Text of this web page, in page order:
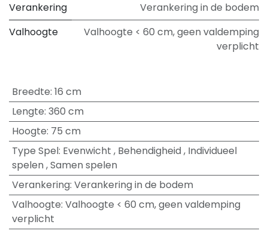
Verankering
Verankering in de bodem
Valhoogte
Valhoogte < 60 cm, geen valdemping
verplicht
Breedte: 16 cm
Lengte: 360 cm
Hoogte: 75 cm
Type Spel: Evenwicht , Behendigheid, Individueel
spelen,Samen spelen
Verankering: Verankering in de bodem
Valhoogte: Valhoogte < 60 cm, geen valdemping
verplicht